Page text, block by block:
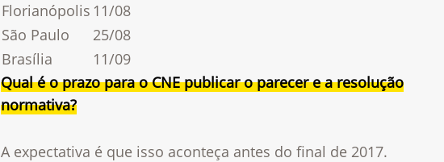
Florianópolis 11/08
São Paulo
25/08
Brasília
11/09
Qual é o prazo para o CNE publicar o parecer e a resolução
normativa?
A expectativa é que isso aconteça antes do final de 2017.